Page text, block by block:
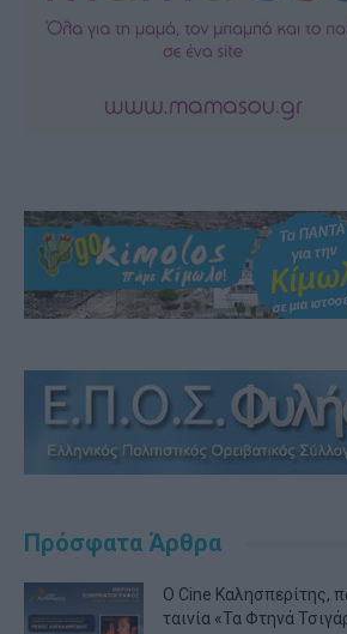
Πρόσφατα Άρθρα
Ο Cine Καλησπερίτης,
ταινία «Τα Φτηνά